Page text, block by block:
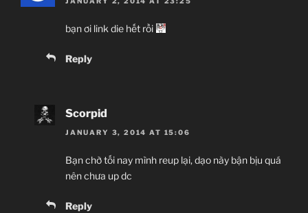
bạn ơi link die hết rồi
Reply
Scorpid
JANUARY 3, 2014 AT 15:06
Bạn chờ tối nay mình reup lại, dạo này bận bịu quá
nên chưa up dc
Reply